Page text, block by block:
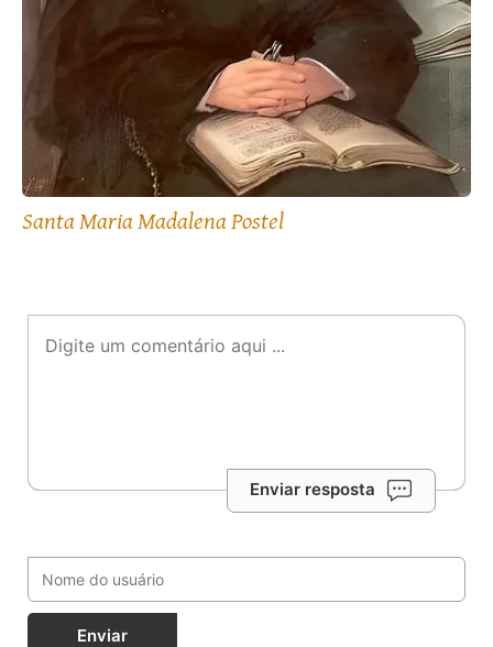
Santa Maria Madalena Postel
Enviar resposta
Enviar